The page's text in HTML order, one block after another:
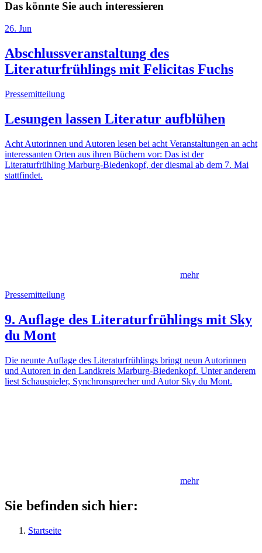
Das könnte Sie auch interessieren
26. Jun
Abschlussveranstaltung des
Literaturfrühlings mit Felicitas Fuchs
Pressemitteilung
Lesungen lassen Literatur aufblühen
Acht Autorinnen und Autoren lesen bei acht Veranstaltungen an acht
interessanten Orten aus ihren Büchern vor: Das ist der
Literaturfrühling Marburg-Biedenkopf, der diesmal ab dem 7. Mai
stattfindet.
mehr
Pressemitteilung
9. Auflage des Literaturfrühlings mit Sky
du Mont
Die neunte Auflage des Literaturfrühlings bringt neun Autorinnen
und Autoren in den Landkreis Marburg-Biedenkopf. Unter anderem
liest Schauspieler, Synchronsprecher und Autor Sky du Mont.
mehr
Sie befinden sich hier:
Startseite